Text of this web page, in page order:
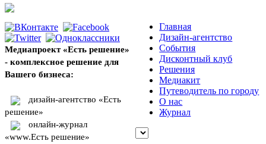
Медиапроект «Есть решение»
- комплексное решение для
Вашего бизнеса:
дизайн-агентство «Есть
решение»
онлайн-журнал
«www.Есть решение»
Главная
Дизайн-агентство
События
Дисконтный клуб
Решения
Медиакит
Путеводитель по городу
О нас
Журнал